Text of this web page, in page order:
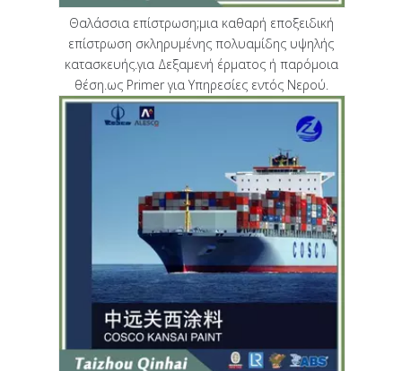
Θαλάσσια επίστρωση;μια καθαρή εποξειδική
επίστρωση σκληρυμένης πολυαμίδης υψηλής
κατασκευής.για Δεξαμενή έρματος ή παρόμοια
θέση.ως Primer για Υπηρεσίες εντός Νερού.